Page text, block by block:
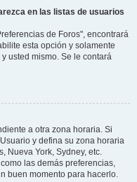
en las listas de usuarios
de Foros", encontrará
esta opción y solamente
usted mismo. Se le contará
a otra zona horaria. Si
y defina su zona horaria
Nueva York, Sydney, etc.
las demás preferencias,
buen momento para hacerlo.